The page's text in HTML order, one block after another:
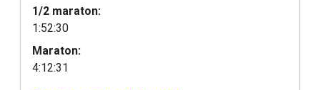
1/2 maraton:
1:52:30
Maraton:
4:12:31